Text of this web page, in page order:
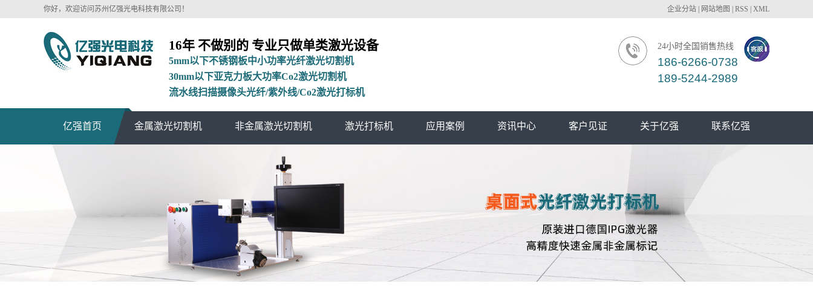
你好，欢迎访问苏州亿强光电科技有限公司！ 企业分站 网站地图 RSS XML
16年 不做别的 专业只做单类激光设备
5mm以下不锈钢板中小功率光纤激光切割机
30mm以下亚克力板大功率Co2激光切割机
流水线扫描摄像头光纤/紫外线/Co2激光打标机
24小时全国销售热线
186-6266-0738
189-5244-2989
亿强首页 金属激光切割机 非金属激光切割机 激光打标机 应用案例 资讯中心 客户见证 关于亿强 联系亿强